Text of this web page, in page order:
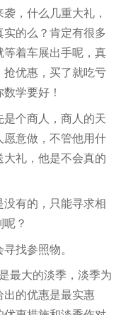
，什么几重大礼，
的么？肯定有很多
着车展出手呢，真
优惠，买了就吃亏
学要好！
个商人，商人的天
意做，不管他用什
礼，他是不会真的
有的，只能寻求相
？
找参照物。
最大的淡季，淡季为
的优惠是最实惠